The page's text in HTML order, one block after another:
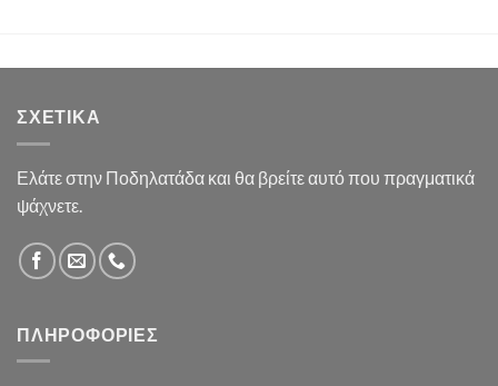
ΣΧΕΤΙΚΆ
Ελάτε στην Ποδηλατάδα και θα βρείτε αυτό που πραγματικά
ψάχνετε.
ΠΛΗΡΟΦΟΡΊΕΣ